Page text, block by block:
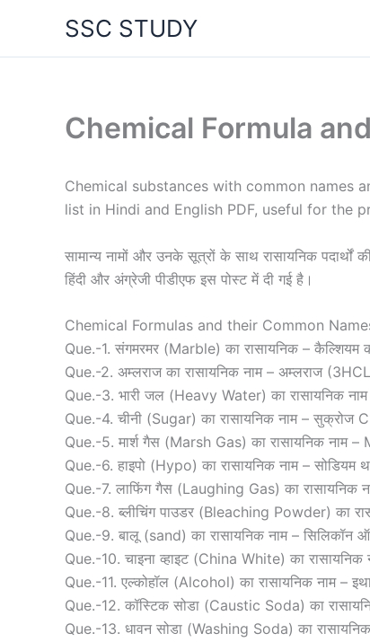
content
SSC STUDY
Chemical Formula
Chemical substances with common names
list in Hindi and English PDF, useful for the
सामान्य नामों और उनके सूत्रों के साथ रासायनिक पदार्थों
हिंदी और अंग्रेजी पीडीएफ इस पोस्ट में दी गई है।
Chemical Formulas and their Common
Que.-1. संगमरमर (Marble) का रासायनिक – कैल्शियम
Que.-2. अम्लराज का रासायनिक नाम – अम्लराज
Que.-3. भारी जल (Heavy Water) का रासायनिक
Que.-4. चीनी (Sugar) का रासायनिक नाम – सुक्रोज
Que.-5. मार्श गैस (Marsh Gas) का रासायनिक नाम
Que.-6. हाइपो (Hypo) का रासायनिक नाम –
Que.-7. लाफिंग गैस (Laughing Gas) का रासायनिक
Que.-8. ब्लीचिंग पाउडर (Bleaching Powder) का
Que.-9. बालू (sand) का रासायनिक नाम – सिलिकॉन
Que.-10. चाइना व्हाइट (China White) का
Que.-11. एल्कोहॉल (Alcohol) का रासायनिक नाम –
Que.-12. कॉस्टिक सोडा (Caustic Soda) का
Que.-13. धावन सोडा (Washing Soda) का